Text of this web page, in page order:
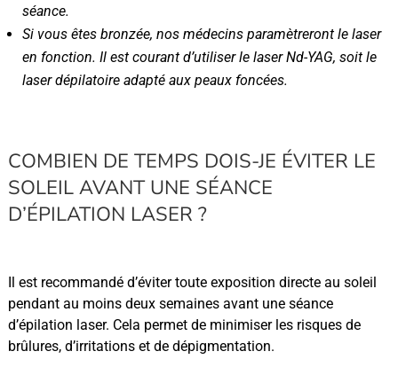
séance.
Si vous êtes bronzée, nos médecins paramètreront le laser
en fonction. Il est courant d’utiliser le laser Nd-YAG, soit le
laser dépilatoire adapté aux peaux foncées.
COMBIEN DE TEMPS DOIS-JE ÉVITER LE
SOLEIL AVANT UNE SÉANCE
D’ÉPILATION LASER ?
Il est recommandé d’éviter toute exposition directe au soleil
pendant au moins deux semaines avant une séance
d’épilation laser. Cela permet de minimiser les risques de
brûlures, d’irritations et de dépigmentation.